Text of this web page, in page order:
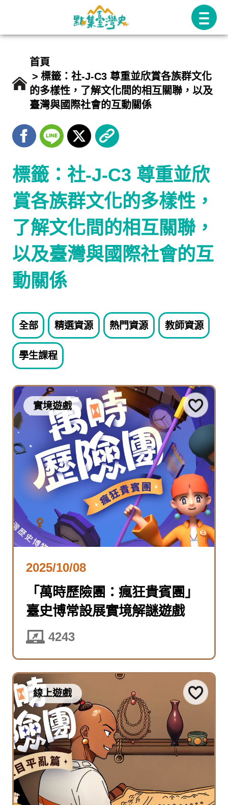
首頁
標籤：社-J-C3 尊重並欣賞各族群文化
的多樣性，了解文化間的相互關聯，以及
臺灣與國際社會的互動關係
標籤：社-J-C3 尊重並欣
賞各族群文化的多樣性，
了解文化間的相互關聯，
以及臺灣與國際社會的互
動關係
全部 精選資源 熱門資源 教師資源
學生課程
實境遊戲
2025/10/08
「萬時歷險團：瘋狂貴賓團」
臺史博常設展實境解謎遊戲
4243
線上遊戲